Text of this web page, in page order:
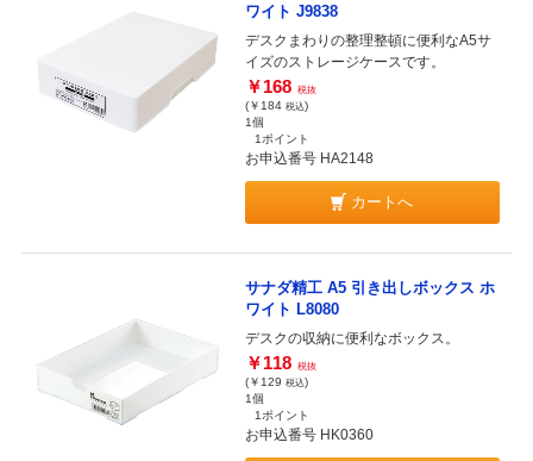
ワイト J9838
デスクまわりの整理整頓に便利なA5サ
イズのストレージケースです。
￥168 税抜
(￥184 税込)
1個
1ポイント
お申込番号 HA2148
カートへ
サナダ精工 A5 引き出しボックス ホ
ワイト L8080
デスクの収納に便利なボックス。
￥118 税抜
(￥129 税込)
1個
1ポイント
お申込番号 HK0360